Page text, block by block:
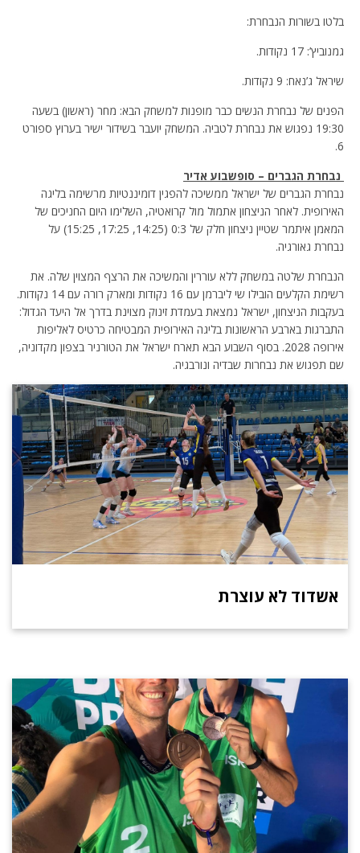
בלטו בשורות הנבחרת:
גמנוביץ’: 17 נקודות.
שיראל ג’נאח: 9 נקודות.
הפנים של נבחרת הנשים כבר מופנות למשחק הבא: מחר (ראשון) בשעה
19:30 נפגוש את נבחרת לטביה. המשחק יועבר בשידור ישיר בערוץ ספורט
6.
נבחרת הגברים – סופשבוע אדיר
נבחרת הגברים של ישראל ממשיכה להפגין דומיננטיות מרשימה בליגה
האירופית. לאחר הניצחון אתמול מול קרואטיה, השלימו היום החניכים של
המאמן איתמר שטיין ניצחון חלק של 0:3 (14:25, 17:25, 15:25) על
נבחרת גאורגיה.
הנבחרת שלטה במשחק ללא עוררין והמשיכה את הרצף המצוין שלה. את
רשימת הקלעים הובילו שי ליברמן עם 16 נקודות ומארק רורה עם 14 נקודות.
בעקבות הניצחון, ישראל נמצאת בעמדת זינוק מצוינת בדרך אל היעד הגדול:
התברגות בארבע הראשונות בליגה האירופית המבטיחה כרטיס לאליפות
אירופה 2028. בסוף השבוע הבא תארח ישראל את הטורניר בצפון מקדוניה,
שם תפגוש את נבחרות שבדיה ונורבגיה.
אשדוד לא עוצרת